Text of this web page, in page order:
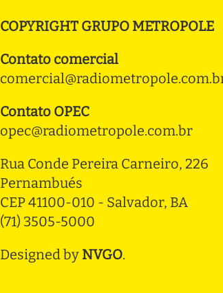
COPYRIGHT GRUPO METROPOLE
Contato comercial
Contato OPEC
opec@radiometropole.com.br
Rua Conde Pereira Carneiro, 226
Pernambués
CEP 41100-010 - Salvador, BA
(71) 3505-5000
Designed by NVGO.